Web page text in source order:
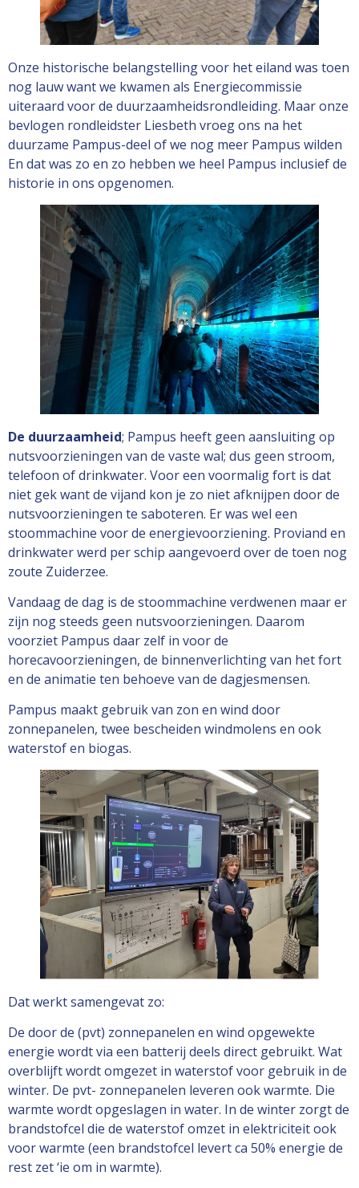
Onze historische belangstelling voor het eiland was toen
nog lauw want we kwamen als Energiecommissie
uiteraard voor de duurzaamheidsrondleiding. Maar onze
bevlogen rondleidster Liesbeth vroeg ons na het
duurzame Pampus-deel of we nog meer Pampus wilden
En dat was zo en zo hebben we heel Pampus inclusief de
historie in ons opgenomen.
De duurzaamheid; Pampus heeft geen aansluiting op
nutsvoorzieningen van de vaste wal; dus geen stroom,
telefoon of drinkwater. Voor een voormalig fort is dat
niet gek want de vijand kon je zo niet afknijpen door de
nutsvoorzieningen te saboteren. Er was wel een
stoommachine voor de energievoorziening. Proviand en
drinkwater werd per schip aangevoerd over de toen nog
zoute Zuiderzee.
Vandaag de dag is de stoommachine verdwenen maar er
zijn nog steeds geen nutsvoorzieningen. Daarom
voorziet Pampus daar zelf in voor de
horecavoorzieningen, de binnenverlichting van het fort
en de animatie ten behoeve van de dagjesmensen.
Pampus maakt gebruik van zon en wind door
zonnepanelen, twee bescheiden windmolens en ook
waterstof en biogas.
Dat werkt samengevat zo:
De door de (pvt) zonnepanelen en wind opgewekte
energie wordt via een batterij deels direct gebruikt. Wat
overblijft wordt omgezet in waterstof voor gebruik in de
winter. De pvt- zonnepanelen leveren ook warmte. Die
warmte wordt opgeslagen in water. In de winter zorgt de
brandstofcel die de waterstof omzet in elektriciteit ook
voor warmte (een brandstofcel levert ca 50% energie de
rest zet ‘ie om in warmte).